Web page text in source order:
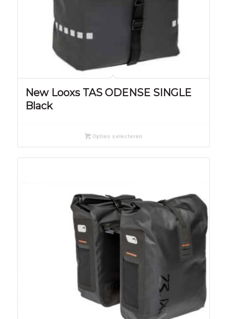
New Looxs TAS ODENSE SINGLE
Black
Opties selecteren